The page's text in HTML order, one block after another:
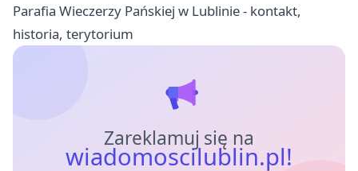
Parafia Wieczerzy Pańskiej w Lublinie - kontakt,
historia, terytorium
Zareklamuj się na
wiadomoscilublin.pl!